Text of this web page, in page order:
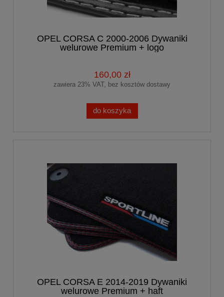
OPEL CORSA C 2000-2006 Dywaniki
welurowe Premium + logo
160,00 zł
zawiera 23% VAT, bez kosztów dostawy
do koszyka
OPEL CORSA E 2014-2019 Dywaniki
welurowe Premium + haft